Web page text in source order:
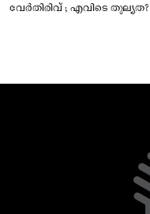
വേർതിരിവ് ; എവിടെ തുല്യത? |